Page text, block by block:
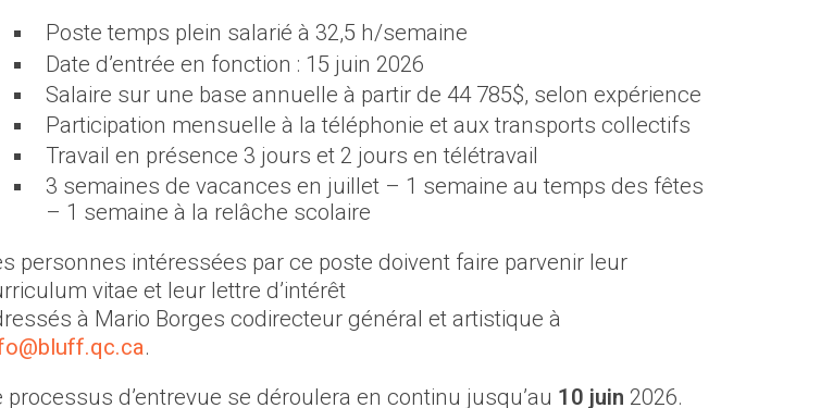
Poste temps plein salarié à 32,5 h/semaine
Date d’entrée en fonction : 15 juin 2026
Salaire sur une base annuelle à partir de 44 785$, selon expérience
Participation mensuelle à la téléphonie et aux transports collectifs
Travail en présence 3 jours et 2 jours en télétravail
3 semaines de vacances en juillet – 1 semaine au temps des fêtes
– 1 semaine à la relâche scolaire
personnes intéressées par ce poste doivent faire parvenir leur
vitae et leur lettre d’intérêt
à Mario Borges codirecteur général et artistique à
.
processus d’entrevue se déroulera en continu jusqu’au 10 juin 2026.